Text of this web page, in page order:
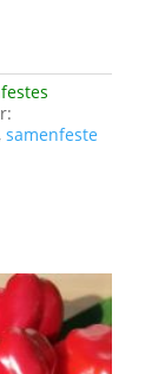
, samenfeste